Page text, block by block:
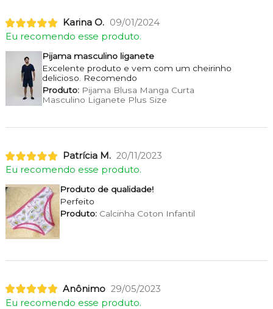
Karina O. 09/01/2024
Eu recomendo esse produto.
Pijama masculino liganete
Excelente produto e vem com um cheirinho
delicioso. Recomendo
Produto:Pijama Blusa Manga Curta
Masculino Liganete Plus Size
Patrícia M. 20/11/2023
Eu recomendo esse produto.
Produto de qualidade!
Perfeito
Produto:Calcinha Coton Infantil
Anônimo 29/05/2023
Eu recomendo esse produto.